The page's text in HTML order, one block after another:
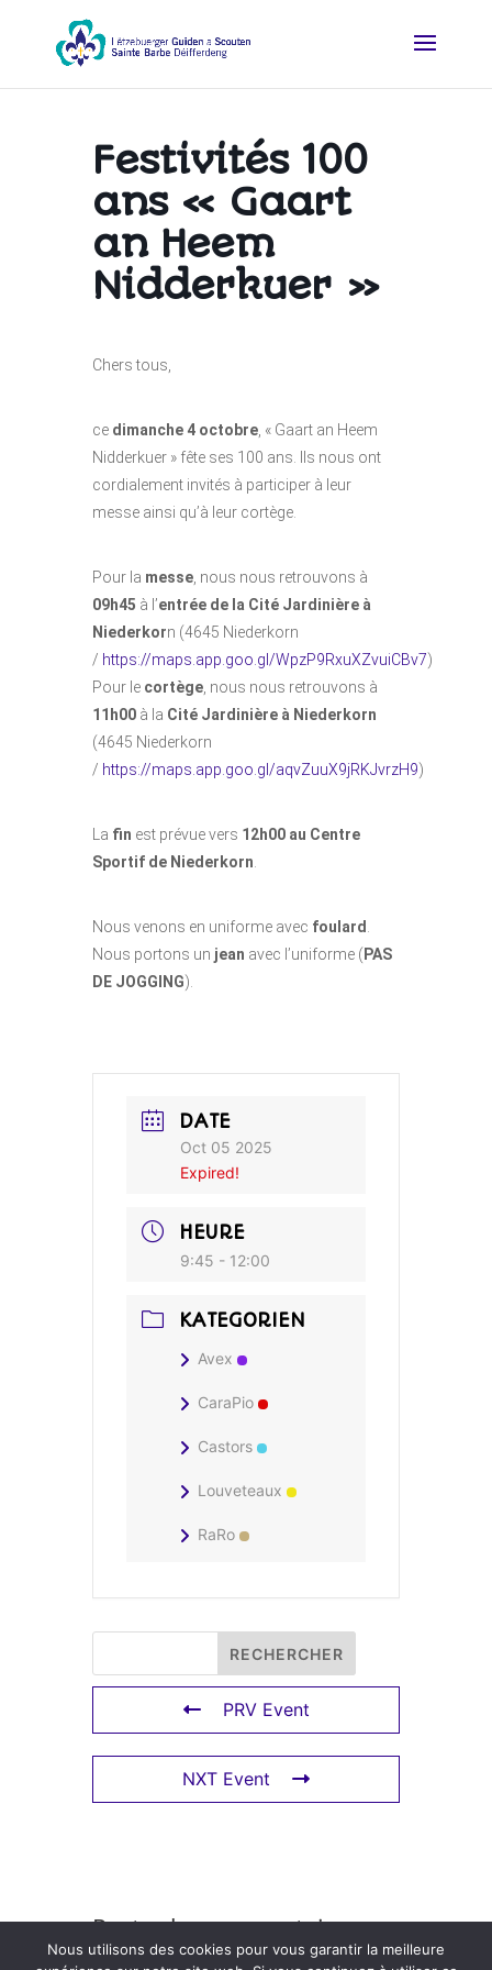
Festivités 100
ans « Gaart
an Heem
Nidderkuer »
Chers tous,
ce dimanche 4 octobre , « Gaart an Heem
Nidderkuer » fête ses 100 ans. Ils nous ont
cordialement invités à participer à leur
messe ainsi qu’à leur cortège.
Pour la messe , nous nous retrouvons à
09h45 à l’entrée de la Cité Jardinière à
Niederkorn (4645 Niederkorn
/ https://maps.app.goo.gl/WpzP9RxuXZvuiCBv7)
Pour le cortège , nous nous retrouvons à
11h00 à la Cité Jardinière à Niederkorn
(4645 Niederkorn
/ https://maps.app.goo.gl/aqvZuuX9jRKJvrzH9)
La fin est prévue vers 12h00 au Centre
Sportif de Niederkorn
Nous venons en uniforme avec foulard
Nous portons un jean avec l’uniforme ( PAS
DE JOGGING).
DATE
Oct 05 2025
Expired!
HEURE
9:45 - 12:00
KATEGORIEN
Avex
CaraPio
Castors
Louveteaux
RaRo
PRV Event
NXT Event
Poster le commentaire
Vous devez vous connecter pour publier
Nous utilisons des cookies pour vous garantir la meilleure